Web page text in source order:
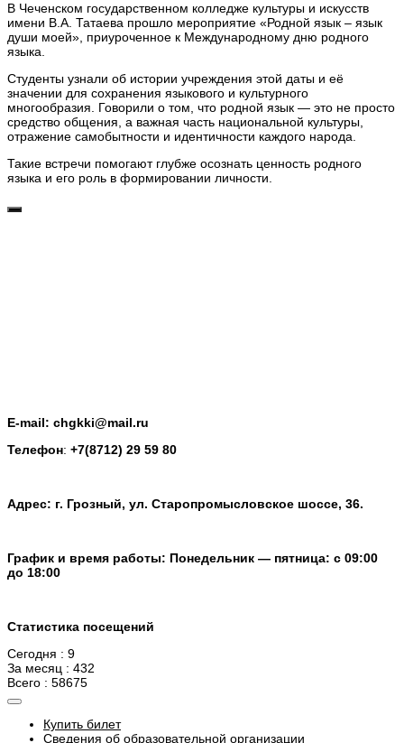
В Чеченском государственном колледже культуры и искусств
имени В.А. Татаева прошло мероприятие «Родной язык – язык
души моей», приуроченное к Международному дню родного
языка.
Студенты узнали об истории учреждения этой даты и её
значении для сохранения языкового и культурного
многообразия. Говорили о том, что родной язык — это не просто
средство общения, а важная часть национальной культуры,
отражение самобытности и идентичности каждого народа.
Такие встречи помогают глубже осознать ценность родного
языка и его роль в формировании личности.
E-mail: chgkki@mail.ru
Телефон: +7(8712) 29 59 80
Адрес: г. Грозный, ул. Старопромысловское шоссе, 36.
График и время работы: Понедельник — пятница: с 09:00
до 18:00
Статистика посещений
Сегодня : 9
За месяц : 432
Всего : 58675
Купить билет
Сведения об образовательной организации